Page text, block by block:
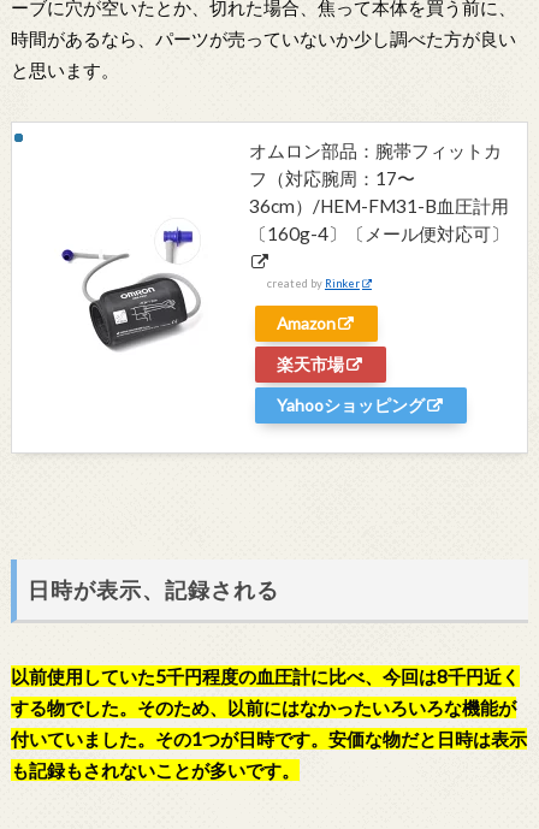
ーブに穴が空いたとか、切れた場合、焦って本体を買う前に、
時間があるなら、パーツが売っていないか少し調べた方が良い
と思います。
オムロン部品：腕帯フィットカ
フ（対応腕周：17〜
36cm）/HEM-FM31-B血圧計用
〔160g-4〕〔メール便対応可〕
created by Rinker
Amazon
楽天市場
Yahooショッピング
日時が表示、記録される
以前使用していた5千円程度の血圧計に比べ、今回は8千円近く
する物でした。そのため、以前にはなかったいろいろな機能が
付いていました。その1つが日時です。安価な物だと日時は表示
も記録もされないことが多いです。